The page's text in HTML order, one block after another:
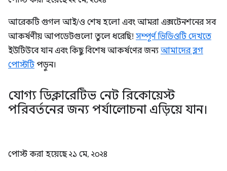
আরেকটি গুগল আই/ও শেষ হলো এবং আমরা এক্সটেনশনের সব
আকর্ষণীয় আপডেটগুলো তুলে ধরেছি! সম্পূর্ণ ভিডিওটি দেখতে
ইউটিউবে যান এবং কিছু বিশেষ আকর্ষণের জন্য আমাদের ব্লগ
পোস্টটিপড়ুন।
যোগ্য ডিক্লারেটিভ নেট রিকোয়েস্ট
পরিবর্তনের জন্য পর্যালোচনা এড়িয়ে যান।
পোস্ট করা হয়েছে২১ মে, ২০২৪